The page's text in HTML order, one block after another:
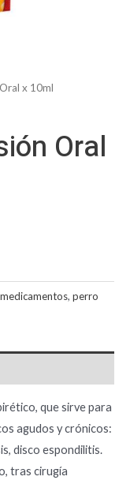
x 10ml
Oral
medicamentos, perro
que sirve para
agudos y crónicos:
disco espondilitis.
tras cirugía